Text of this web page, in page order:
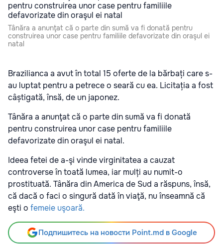
Tânăra a anunţat că o parte din sumă va fi donată pentru
construirea unor case pentru familiile defavorizate din oraşul ei
natal
Brazilianca a avut în total 15 oferte de la bărbați care s-
au luptat pentru a petrece o seară cu ea. Licitația a fost
câștigată, însă, de un japonez.
Tânăra a anunţat că o parte din sumă va fi donată
pentru construirea unor case pentru familiile
defavorizate din oraşul ei natal.
Ideea fetei de a-şi vinde virginitatea a cauzat
controverse în toată lumea, iar mulți au numit-o
prostituată. Tânăra din America de Sud a răspuns, însă,
că dacă o faci o singură dată în viaţă, nu înseamnă că
eşti o femeie uşoară.
Подпишитесь на новости Point.md в Google